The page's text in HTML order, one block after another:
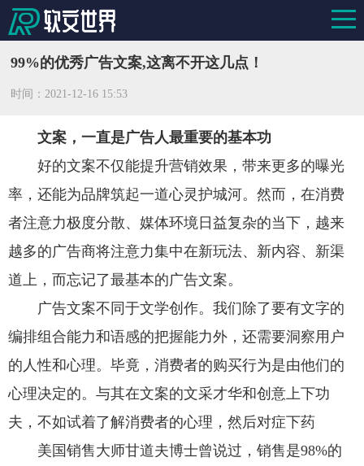
99%的优秀广告文案,这离不开这几点！
时间：2021-12-16 15:53
文案，一直是广告人最重要的基本功
好的文案不仅能提升营销效果，带来更多的曝光
率，还能为品牌筑起一道心灵护城河。然而，在消费
者注意力极度分散、媒体环境日益复杂的当下，越来
越多的广告商将注意力集中在新玩法、新内容、新渠
道上，而忘记了最基本的广告文案。
广告文案不同于文学创作。我们除了要有文字的
编排组合能力和语感的把握能力外，还需要洞察用户
的人性和心理。毕竟，消费者的购买行为是由他们的
心理决定的。与其在文案的文采才华和创意上下功
夫，不如试着了解消费者的心理，然后对症下药
美国销售大师甘道夫博士曾说过，销售是98%的